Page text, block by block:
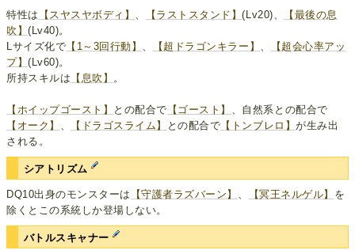
特性は 【スヤスヤボディ】 【ラストスタンド】(Lv20)、
【最後の息
吹】(Lv40)。
Lサイズ化で 【1～3回行動】 【超ドラゴンキラー】
【超会心率アッ
プ】(Lv60)。
所持スキルは 【息吹】 。
【ホイップゴースト】 との配合で 【ゴースト】
、自然系との配合で
【オーク】
【ドラゴスライム】 との配合で 【トンブレロ】が生み出
される。
シアトリズム
DQ10出身のモンスターは 【守護者ラズバーン】 、 【冥王ネルゲル】 を
除くとこの系統しか登場しない。
バトルスキャナー